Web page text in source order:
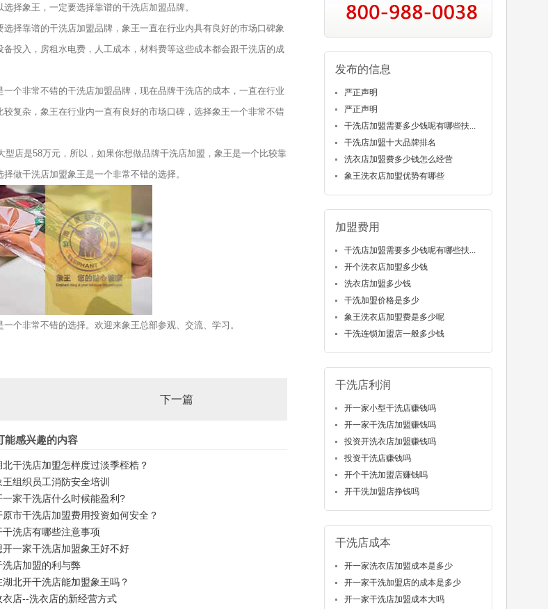
择象王，一定要选择靠谱的干洗店加盟品牌。
靠谱的干洗店加盟品牌，象王一直在行业内具有良好的市场口碑象
投入，房租水电费，人工成本，材料费等这些成本都会跟干洗店的成
非常不错的干洗店加盟品牌，现在品牌干洗店的成本，一直在行业
复杂，象王在行业内一直有良好的市场口碑，选择象王一个非常不错
店是58万元，所以，如果你想做品牌干洗店加盟，象王是一个比较靠
做干洗店加盟象王是一个非常不错的选择。
非常不错的选择。欢迎来象王总部参观、交流、学习。
下一篇
能感兴趣的内容
北干洗店加盟怎样度过淡季桎梏？
王组织员工消防安全培训
一家干洗店什么时候能盈利?
原市干洗店加盟费用投资如何安全？
干洗店有哪些注意事项
开一家干洗店加盟象王好不好
洗店加盟的利与弊
湖北开干洗店能加盟象王吗？
衣店--洗衣店的新经营方式
发布的信息
严正声明
严正声明
干洗店加盟需要多少钱呢有哪些扶...
干洗店加盟十大品牌排名
洗衣店加盟费多少钱怎么经营
象王洗衣店加盟优势有哪些
加盟费用
干洗店加盟需要多少钱呢有哪些扶...
开个洗衣店加盟多少钱
洗衣店加盟多少钱
干洗加盟价格是多少
象王洗衣店加盟费是多少呢
干洗连锁加盟店一般多少钱
干洗店利润
开一家小型干洗店赚钱吗
开一家干洗店加盟赚钱吗
投资开洗衣店加盟赚钱吗
投资干洗店赚钱吗
开个干洗加盟店赚钱吗
开干洗加盟店挣钱吗
干洗店成本
开一家洗衣店加盟成本是多少
开一家干洗加盟店的成本是多少
开一家干洗店加盟成本大吗